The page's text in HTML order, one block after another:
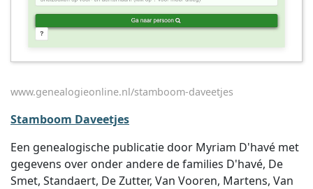
www.genealogieonline.nl/stamboom-daveetjes
Stamboom Daveetjes
Een genealogische publicatie door Myriam D'havé met
gegevens over onder andere de families D'havé, De
Smet, Standaert, De Zutter, Van Vooren, Martens, Van